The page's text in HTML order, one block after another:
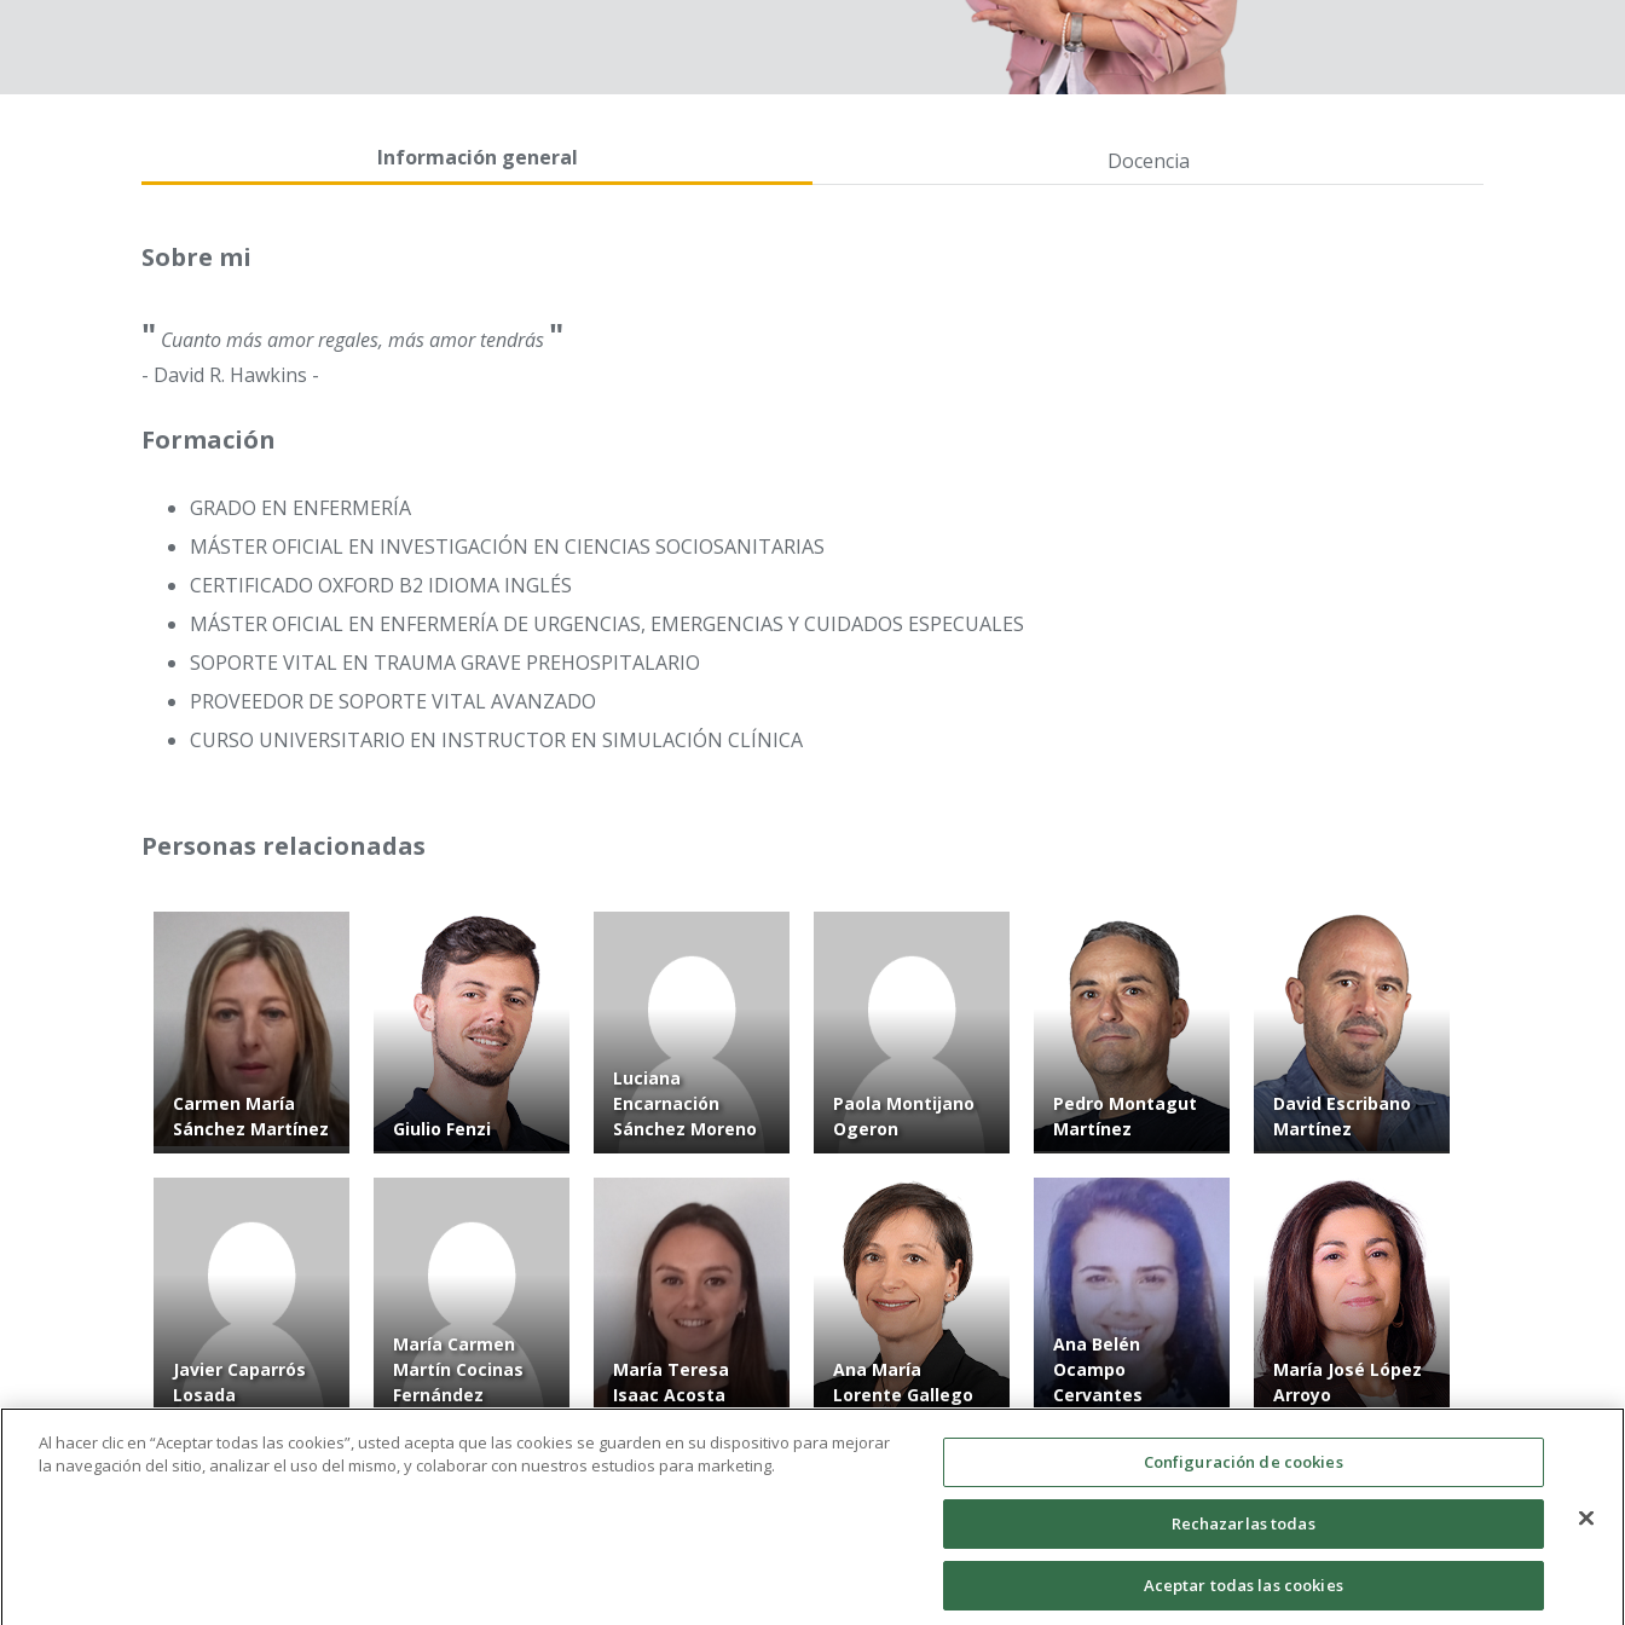
Información general Docencia
Sobre mi
" Cuanto más amor regales, más amor tendrás "
- David R. Hawkins -
Formación
GRADO EN ENFERMERÍA
MÁSTER OFICIAL EN INVESTIGACIÓN EN CIENCIAS SOCIOSANITARIAS
CERTIFICADO OXFORD B2 IDIOMA INGLÉS
MÁSTER OFICIAL EN ENFERMERÍA DE URGENCIAS, EMERGENCIAS Y CUIDADOS ESPECUALES
SOPORTE VITAL EN TRAUMA GRAVE PREHOSPITALARIO
PROVEEDOR DE SOPORTE VITAL AVANZADO
CURSO UNIVERSITARIO EN INSTRUCTOR EN SIMULACIÓN CLÍNICA
Personas relacionadas
Carmen María
Sánchez Martínez
Giulio Fenzi
Luciana
Encarnación
Sánchez Moreno
Paola Montijano
Ogeron
Pedro Montagut
Martínez
David Escribano
Martínez
Javier Caparrós
Losada
María Carmen
Martín Cocinas
Fernández
María Teresa
Isaac Acosta
Ana María
Lorente Gallego
Ana Belén
Ocampo
Cervantes
María José López
Arroyo
Al hacer clic en “Aceptar todas las cookies”, usted acepta que las cookies se guarden en su dispositivo para mejorar
la navegación del sitio, analizar el uso del mismo, y colaborar con nuestros estudios para marketing.
Configuración de cookies
Rechazarlas todas
Aceptar todas las cookies